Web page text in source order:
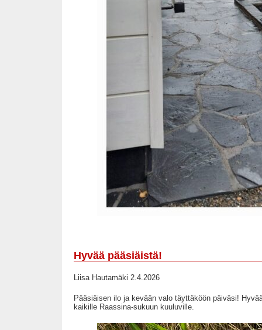
Hyvää pääsiäistä!
Liisa Hautamäki 2.4.2026
Pääsiäisen ilo ja kevään valo täyttäköön päiväsi!
kaikille Raassina-sukuun kuuluville.